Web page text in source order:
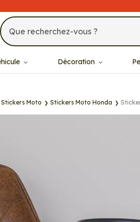
Déco
Décoration
Stickers Moto Stickers Moto Honda